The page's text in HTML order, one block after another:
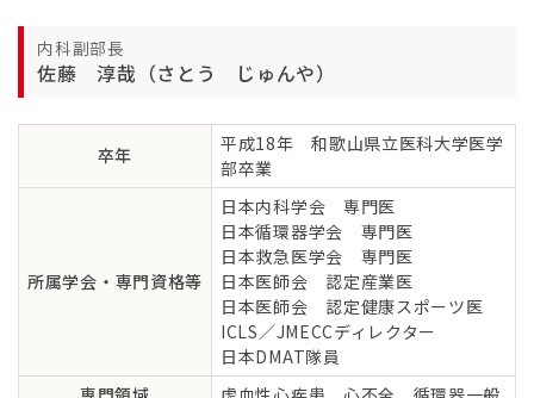
内科副部長
佐藤 淳哉（さとう じゅんや）
卒年
平成18年 和歌山県立医科大学医学
部卒業
所属学会・専門資格等
日本内科学会 専門医
日本循環器学会 専門医
日本救急医学会 専門医
日本医師会 認定産業医
日本医師会 認定健康スポーツ医
ICLS／JMECCディレクター
日本DMAT隊員